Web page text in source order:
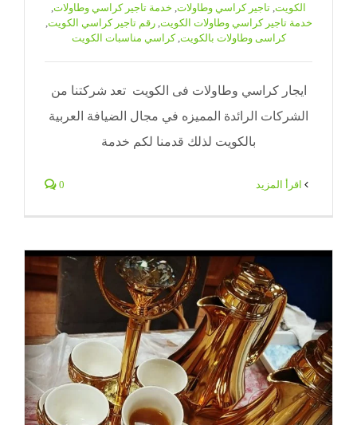
الكويت, تاجير كراسي وطاولات, خدمة تاجير كراسي وطاولات,
خدمة تاجير كراسي وطاولات الكويت,رقم تاجير كراسي الكويت,
كراسى وطاولات بالكويت,كراسي مناسبات الكويت
ايجار كراسي وطاولات فى الكويت تعد شركتنا من
الشركات الرائدة المميزه في مجال الضيافة العربية
بالكويت لذلك قدمنا لكم خدمة
0